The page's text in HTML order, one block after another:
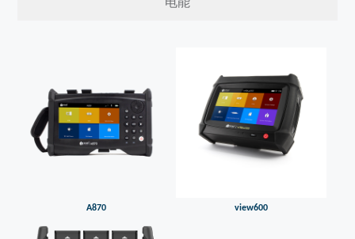
电能
A870 view600